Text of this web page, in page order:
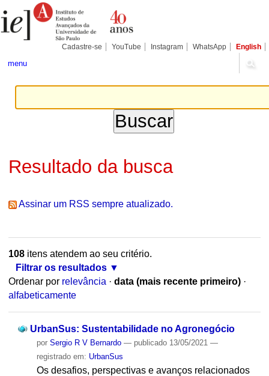
para
conteúdo.
Pessoais
Cadastre-se YouTube Instagram WhatsApp English
menu
Resultado da busca
Assinar um RSS sempre atualizado.
108itens atendem ao seu critério.
Filtrar os resultados
Ordenar por relevância · data (mais recente primeiro) ·
alfabeticamente
UrbanSus: Sustentabilidade no Agronegócio
por Sergio R V Bernardo — publicado13/05/2021 —
registrado em: UrbanSus
Os desafios, perspectivas e avanços relacionados